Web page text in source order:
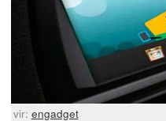
vir: engadget